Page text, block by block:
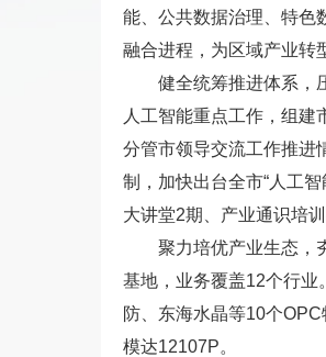
能、公共数据治理、特色
融合进程，为区域产业转
健全统筹推进体系，
人工智能重点工作，组建
分管市领导交流工作推进
制，加快出台全市“人工
大讲堂2期、产业通识培
聚力培优产业生态，
基地，业务覆盖12个行业
防、东海水晶等10个
模达12107P。